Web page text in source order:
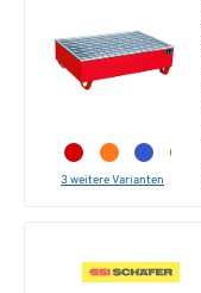
3 weitere Varianten